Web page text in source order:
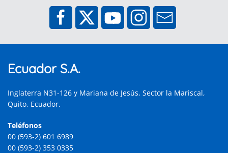
Ecuador S.A.
Inglaterra N31-126 y Mariana de Jesús, Sector la Mariscal,
Quito, Ecuador.
Teléfonos
00 (593-2) 601 6989
00 (593-2) 353 0335